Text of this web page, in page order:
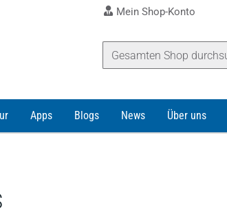
Mein Shop-Konto
Apps Blogs News Über uns